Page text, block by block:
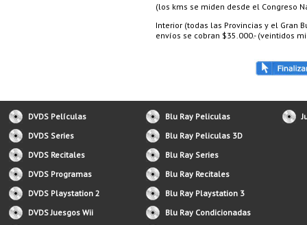
(los kms se miden desde el Congreso
Interior (todas las Provincias y el Gran
envíos se cobran $35.000.- (veintidos
DVDS Películas
DVDS Series
DVDS Recitales
DVDS Programas
DVDS Playstation 2
DVDS Juesgos Wii
Blu Ray Peliculas
Blu Ray Peliculas 3D
Blu Ray Series
Blu Ray Recitales
Blu Ray Playstation 3
Blu Ray Condicionadas